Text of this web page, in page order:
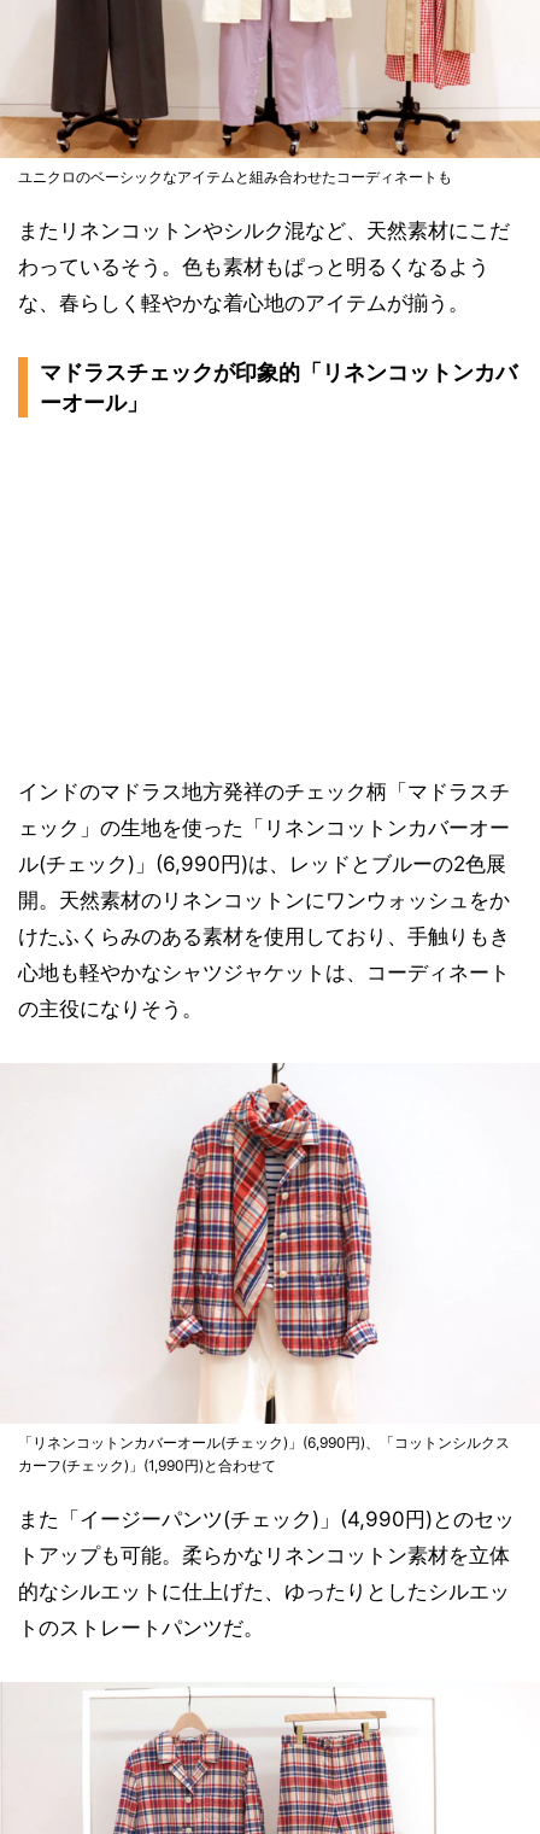
ユニクロのベーシックなアイテムと組み合わせたコーディネートも
またリネンコットンやシルク混など、天然素材にこだ
わっているそう。色も素材もぱっと明るくなるよう
な、春らしく軽やかな着心地のアイテムが揃う。
マドラスチェックが印象的「リネンコットンカバ
ーオール」
インドのマドラス地方発祥のチェック柄「マドラスチ
ェック」の生地を使った「リネンコットンカバーオー
ル(チェック)」(6,990円)は、レッドとブルーの2色展
開。天然素材のリネンコットンにワンウォッシュをか
けたふくらみのある素材を使用しており、手触りもき
心地も軽やかなシャツジャケットは、コーディネート
の主役になりそう。
「リネンコットンカバーオール(チェック)」(6,990円)、「コットンシルクス
カーフ(チェック)」(1,990円)と合わせて
また「イージーパンツ(チェック)」(4,990円)とのセッ
トアップも可能。柔らかなリネンコットン素材を立体
的なシルエットに仕上げた、ゆったりとしたシルエッ
トのストレートパンツだ。